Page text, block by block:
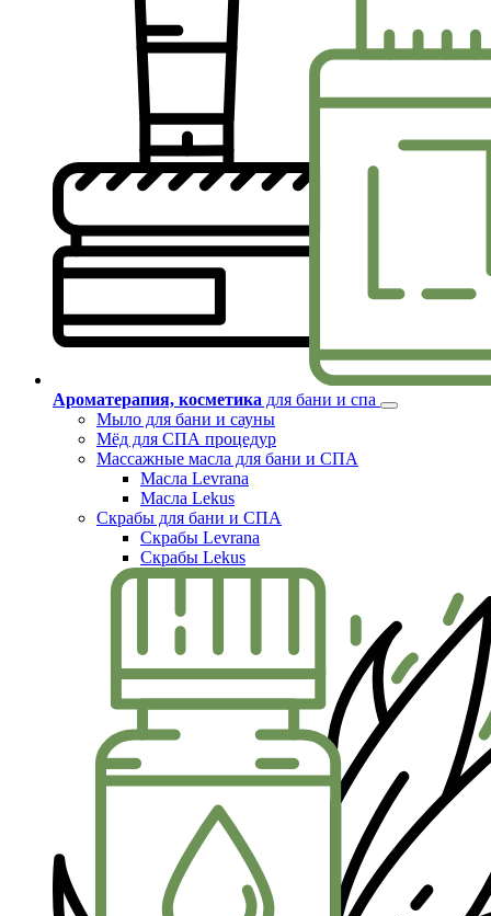
Ароматерапия, косметика для бани и спа
Мыло для бани и сауны
Мёд для СПА процедур
Массажные масла для бани и СПА
Масла Levrana
Масла Lekus
Скрабы для бани и СПА
Скрабы Levrana
Скрабы Lekus